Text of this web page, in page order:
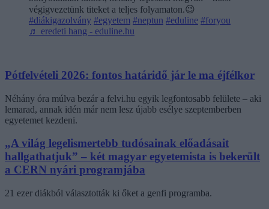
végigvezetünk titeket a teljes folyamaton.😉
#diákigazolvány #egyetem #neptun #eduline #foryou
♬ eredeti hang - eduline.hu
Pótfelvételi 2026: fontos határidő jár le ma éjfélkor
Néhány óra múlva bezár a felvi.hu egyik legfontosabb felülete – aki
lemarad, annak idén már nem lesz újabb esélye szeptemberben
egyetemet kezdeni.
„A világ legelismertebb tudósainak előadásait
hallgathatjuk” – két magyar egyetemista is bekerült
a CERN nyári programjába
21 ezer diákból választották ki őket a genfi programba.